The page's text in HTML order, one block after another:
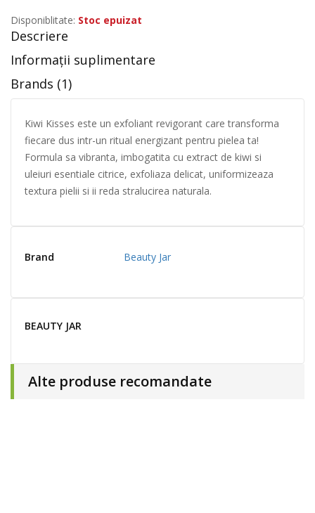
Disponiblitate: Stoc epuizat
Descriere
Informații suplimentare
Brands (1)
Kiwi Kisses este un exfoliant revigorant care transforma
fiecare dus intr-un ritual energizant pentru pielea ta!
Formula sa vibranta, imbogatita cu extract de kiwi si
uleiuri esentiale citrice, exfoliaza delicat, uniformizeaza
textura pielii si ii reda stralucirea naturala.
Brand Beauty Jar
BEAUTY JAR
Alte produse recomandate